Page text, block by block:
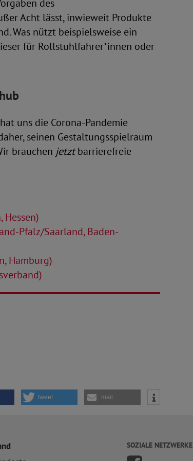
des
Acht lässt, inwieweit Produkte
Was nützt beispielsweise ein
für Rollstuhlfahrer*innen oder
uns die Corona-Pandemie
seinen Gestaltungsspielraum
brauchen jetztbarrierefreie
Hessen)
Pfalz/Saarland, Baden-
Hamburg)
tweet mail
SOZIALE NETZWERKE